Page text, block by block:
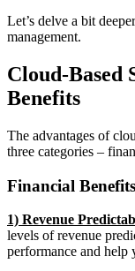
Let’s delve a bit
management.
Cloud-Based
Benefits
The advantages of
three categories –
Financial Benefits
1) Revenue
levels of revenue
performance and help